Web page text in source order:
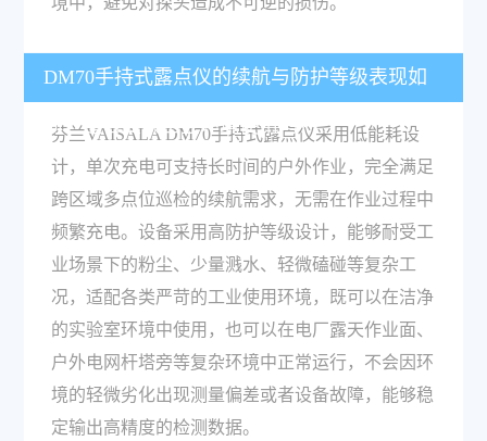
DM70手持式露点仪的续航与防护等级表现如
何？适合复杂工业环境使用吗？
芬兰VAISALA DM70手持式露点仪采用低能耗设
计，单次充电可支持长时间的户外作业，完全满足
跨区域多点位巡检的续航需求，无需在作业过程中
频繁充电。设备采用高防护等级设计，能够耐受工
业场景下的粉尘、少量溅水、轻微磕碰等复杂工
况，适配各类严苛的工业使用环境，既可以在洁净
的实验室环境中使用，也可以在电厂露天作业面、
户外电网杆塔旁等复杂环境中正常运行，不会因环
境的轻微劣化出现测量偏差或者设备故障，能够稳
定输出高精度的检测数据。